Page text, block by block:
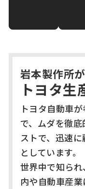
岩本製作所
トヨタ生
トヨタ自動車
で、ムダを徹
ストで、迅速
としています。
世界中で知ら
内や自動車産